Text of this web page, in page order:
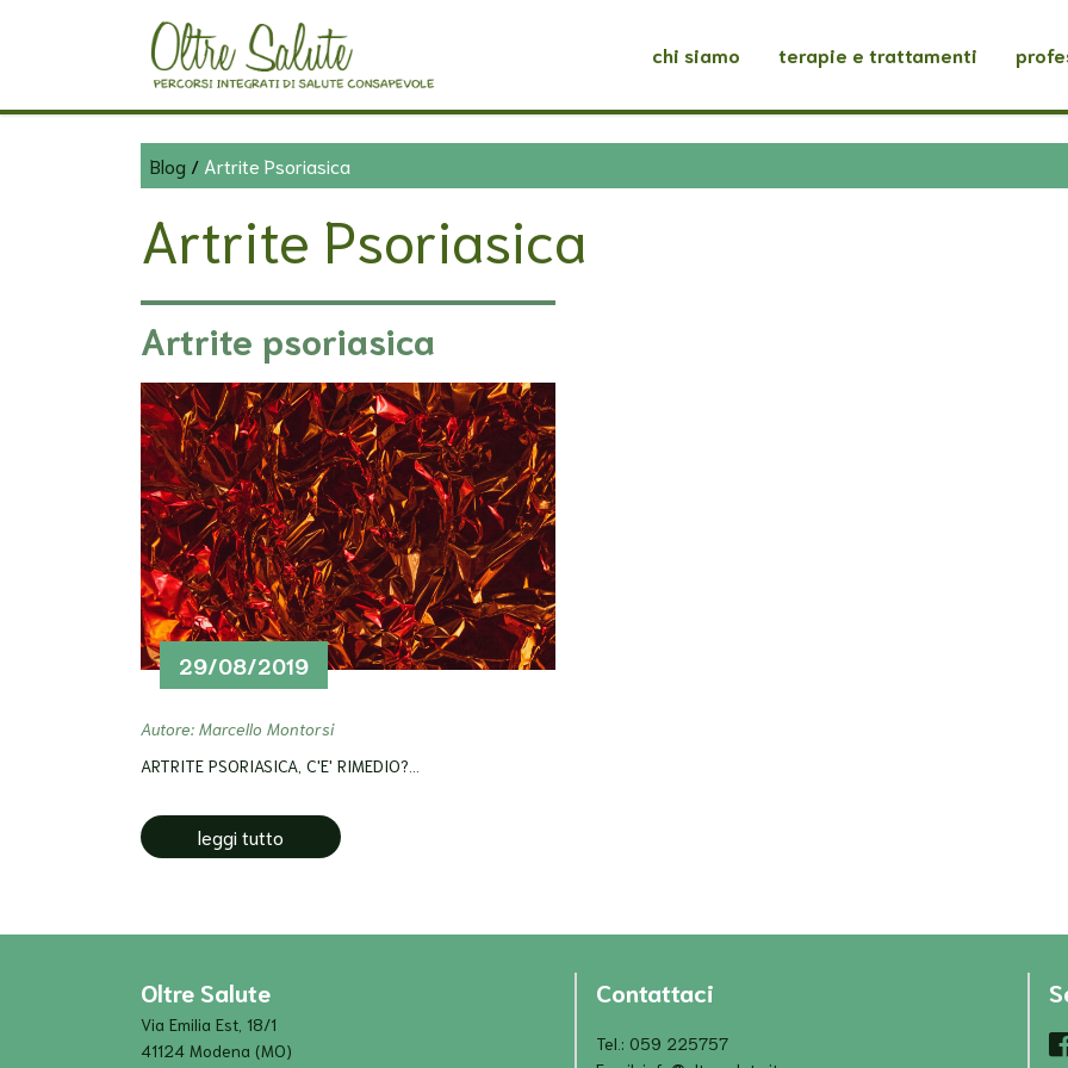
chi siamo terapie e trattamenti
Blog / Artrite Psoriasica
Artrite Psoriasica
Artrite psoriasica
29/08/2019
Autore: Marcello Montorsi
ARTRITE PSORIASICA, C'E' RIMEDIO?...
leggi tutto
Oltre Salute
Via Emilia Est, 18/1
41124 Modena (MO)
Contattaci
Tel.: 059 225757